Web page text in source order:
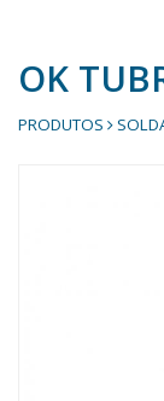
OK
PRODUTOS